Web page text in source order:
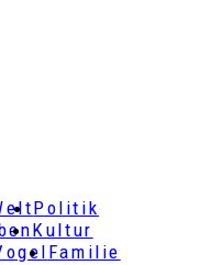
Politik
Kultur
Familie